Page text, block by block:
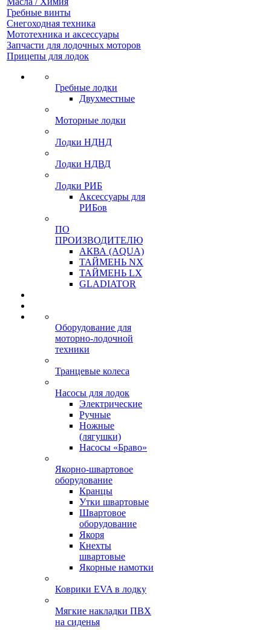
Гребные винты
Снегоходная техника
Мототехника и аксессуары
Запчасти для лодочных моторов
Прицепы для лодок
Гребные лодки
Двухместные
Моторные лодки
Лодки НДНД
Лодки НДВД
Лодки РИБ
Аксессуары для
РИБов
ПО
ПРОИЗВОДИТЕЛЮ
АКВА (AQUA)
ТАЙМЕНЬ NX
ТАЙМЕНЬ LX
GLADIATOR
Оборудование для
моторно-лодочной
техники
Транцевые колеса
Насосы для лодок
Электрические
Ручные
Ножные
(лягушки)
Насосы «Браво»
Якорно-швартовое
оборудование
Кранцы
Утки швартовые
Швартовое
оборудование
Якоря
Кнехты
швартовые
Якорные намотки
Коврики EVA в лодку
Мягкие накладки ПВХ
на сиденья